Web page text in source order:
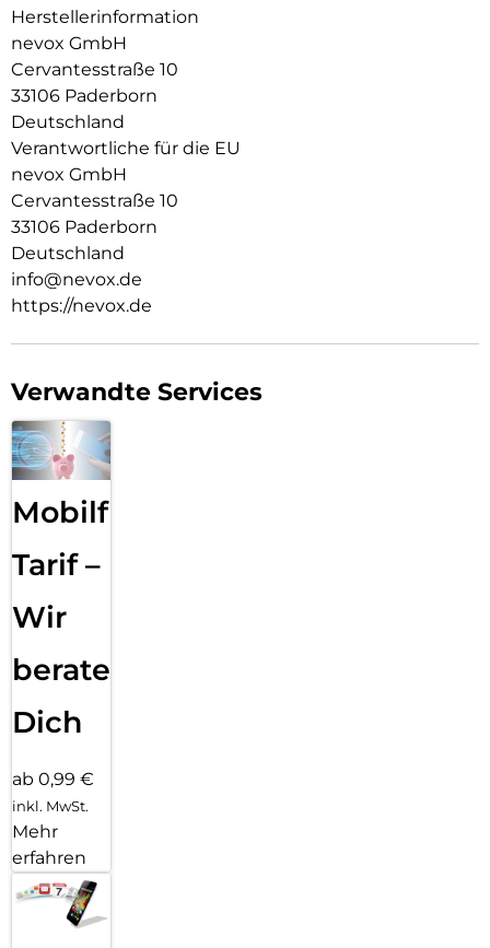
vor Stürzen.
Das Display ist durch die seitlichen Flanken geschützt.
Durch das verwendete Material ist diese komplett
Transparent und bringt jegliche Farbe des Smartphones,
passend zur Geltung.
Die Anschlüsse, Knöpfe und Kamera bleiben voll zugänglich.
Hochwertiges Schmutzabweisendes Material und
Schockproof durch eingearbeitete Luftpolster in den Ecken.
Herstellerinformation
nevox GmbH
Cervantesstraße 10
33106 Paderborn
Deutschland
Verantwortliche für die EU
nevox GmbH
Cervantesstraße 10
33106 Paderborn
Deutschland
info@nevox.de
https://nevox.de
Verwandte Services
Mobilfunk
Tarif –
Wir
beraten
Dich
ab 0,99 €
inkl. MwSt.
Mehr
erfahren